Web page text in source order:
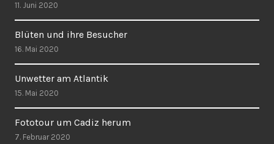
11. Juni 2020
Blüten und ihre Besucher
16. Mai 2020
Unwetter am Atlantik
15. Mai 2020
Fototour um Cadiz herum
7. Februar 2020